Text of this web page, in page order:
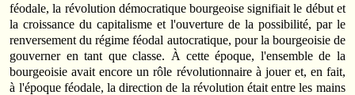
féodale, la révolution démocratique bourgeoise signifiait le début et
la croissance du capitalisme et l'ouverture de la possibilité, par le
renversement du régime féodal autocratique, pour la bourgeoisie de
gouverner en tant que classe. À cette époque, l'ensemble de la
bourgeoisie avait encore un rôle révolutionnaire à jouer et, en fait,
à l'époque féodale, la direction de la révolution était entre les mains